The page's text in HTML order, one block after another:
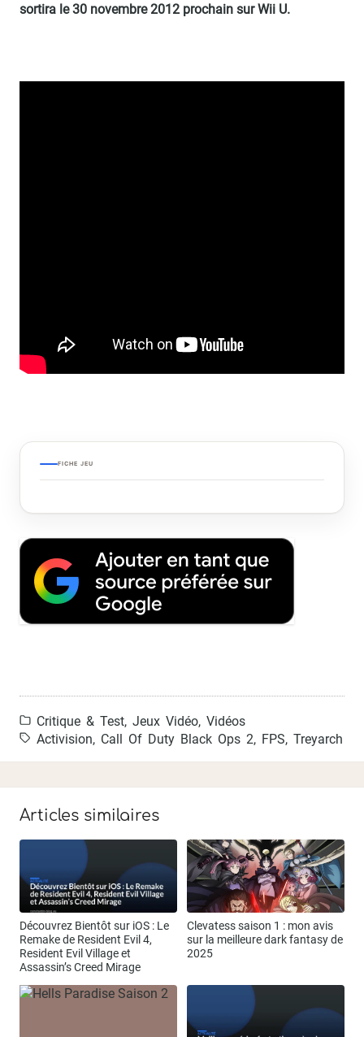
sortira le 30 novembre 2012 prochain sur Wii U.
FICHE JEU
Critique & Test, Jeux Vidéo, Vidéos
Activision, Call Of Duty Black Ops 2, FPS, Treyarch
Articles similaires
Découvrez Bientôt sur iOS : Le
Remake de Resident Evil 4,
Resident Evil Village et
Assassin’s Creed Mirage
Clevatess saison 1 : mon avis
sur la meilleure dark fantasy de
2025